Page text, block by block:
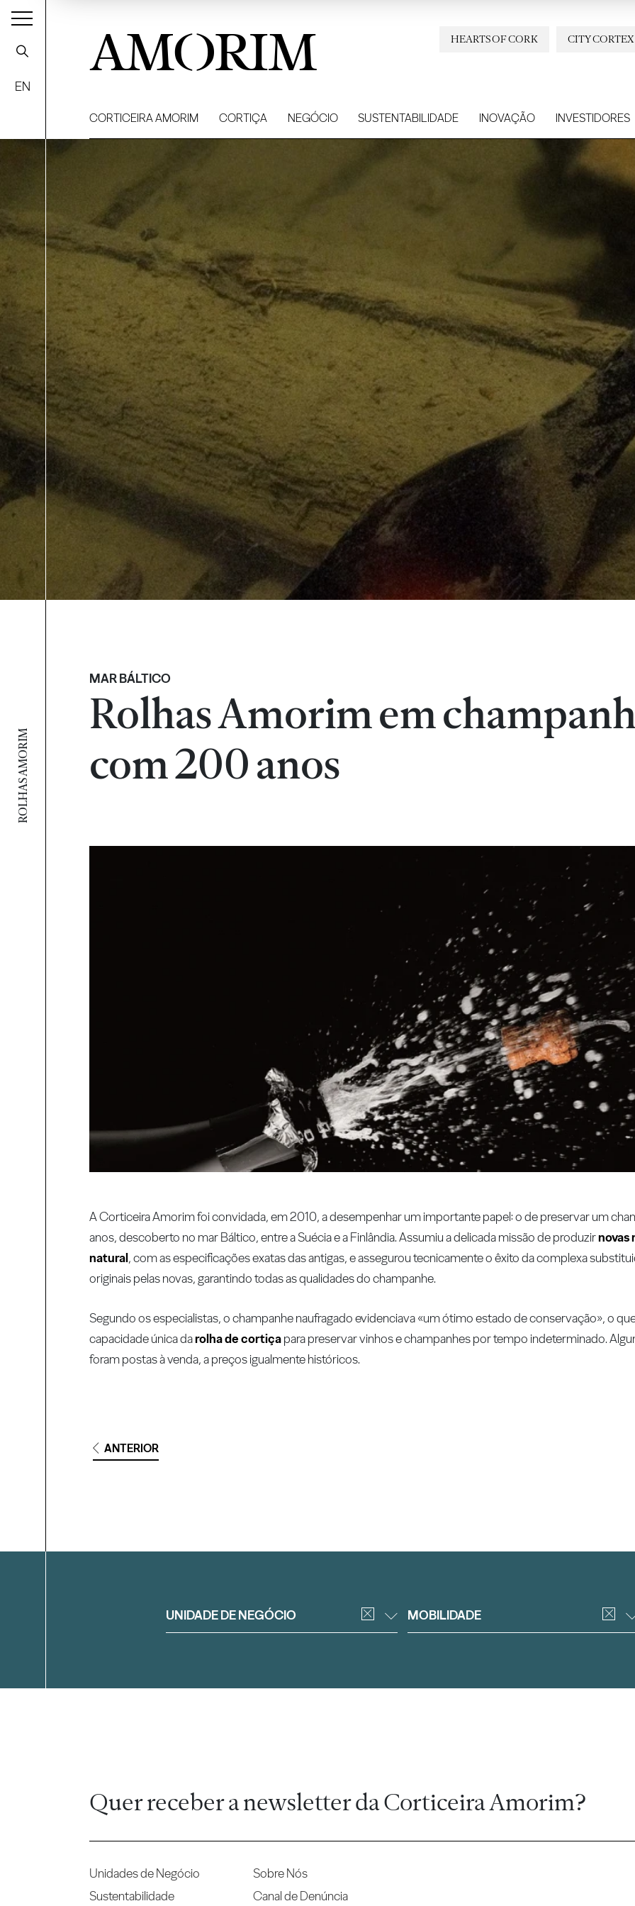
ROLHAS AMORIM
EN
AMORIM CITY CORTEX
HEARTS OF CORK
CORTICEIRA AMORIM CORTIÇA NEGÓCIO SUSTENTABILIDADE INOVAÇÃO INVESTIDORES
MAR BÁLTICO
Rolhas Amorim em
com 200 anos
A Corticeira Amorim foi convidada, em 2010, a desempenhar um importante papel: o de preservar um
anos, descoberto no mar Báltico, entre a Suécia e a Finlândia. Assumiu a delicada missão de produzirnovas
natural, com as especificações exatas das antigas, e assegurou tecnicamente o êxito da complexa
originais pelas novas, garantindo todas as qualidades do champanhe.
Segundo os especialistas, o champanhe naufragado evidenciava «um ótimo estado de conservação», o
capacidade única darolha de cortiçapara preservar vinhos e champanhes por tempo indeterminado.
foram postas à venda, a preços igualmente históricos.
ANTERIOR
FiltrarUNIDADE DE NEGÓCIO MOBILIDADE
Quer receber a newsletter da Corticeira Amorim?
Unidades de Negócio
Sustentabilidade
Sobre Nós
Canal de Denúncia